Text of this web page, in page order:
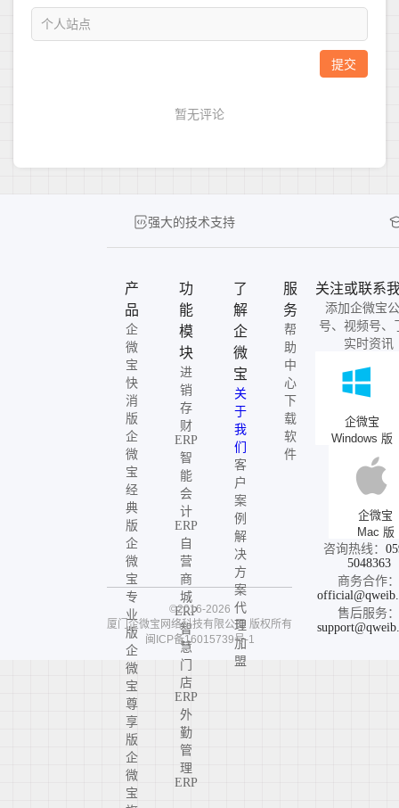
强大的技术支持
产
品
企
微
宝
快
消
版
企
微
宝
经
典
版
企
微
宝
专
业
版
企
微
宝
尊
享
版
企
微
宝
功
能
模
块
进
销
存
财
ERP
智
能
会
计
ERP
自
营
商
城
ERP
智
慧
门
店
ERP
外
勤
管
理
ERP
了
解
企
微
宝
关
于
我
们
客
户
案
例
解
决
方
案
代
理
加
盟
服
务
帮
助
中
心
下
载
软
件
关注或联系
添加企微宝
号、视频号、
实时资讯
企微宝
Windows 版
企微宝
Mac 版
咨询热线：
5048363
商务合作：
售后服务：
©2016-2026
厦门企微宝网络科技有限公司 版权所有
闽ICP备16015739号-1